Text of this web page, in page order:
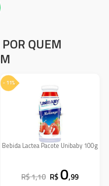
QUEM
- 11%
Bebida Lactea Pacote Unibaby 100g
R$ 1,10 R$ 0,99